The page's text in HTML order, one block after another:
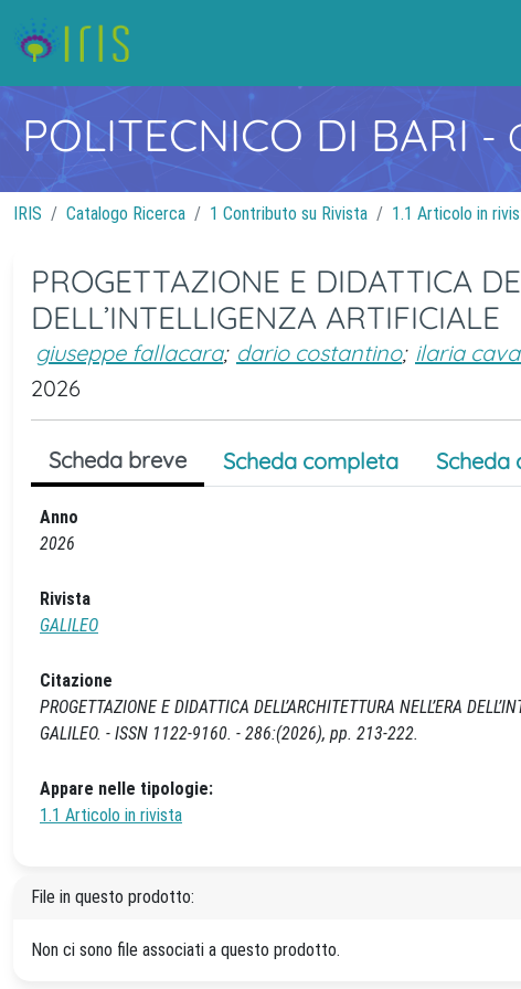
POLITECNICO DI BARI-
IRIS Catalogo Ricerca 1 Contributo su Rivista 1.1 Articolo in
PROGETTAZIONE E DIDATTICA
DELL’INTELLIGENZA ARTIFICIALE
giuseppe fallacara; dario costantino; ilaria
2026
Scheda breve Scheda completa Scheda
Anno
2026
Rivista
GALILEO
Citazione
PROGETTAZIONE E DIDATTICA DELL’ARCHITETTURA NELL’ERA
GALILEO. - ISSN 1122-9160. - 286:(2026), pp. 213-222.
Appare nelle tipologie:
1.1 Articolo in rivista
File in questo prodotto:
Non ci sono file associati a questo prodotto.